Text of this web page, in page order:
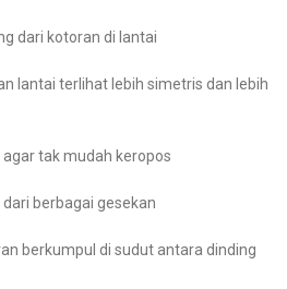
dari kotoran di lantai
lantai terlihat lebih simetris dan lebih
tak mudah keropos
berbagai gesekan
berkumpul di sudut antara dinding